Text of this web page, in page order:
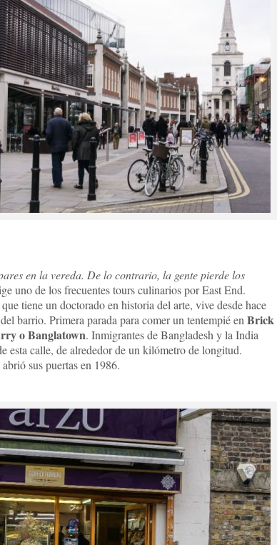
en la vereda. De lo contrario, la gente pierde los
uno de los frecuentes tours culinarios por East End.
tiene un doctorado en historia del arte, vive desde hace
barrio. Primera parada para comer un tentempié en Brick
o Banglatown. Inmigrantes de Bangladesh y la India
esta calle, de alrededor de un kilómetro de longitud.
sus puertas en 1986.